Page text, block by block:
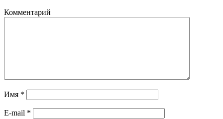
Комментарий
Имя *
E-mail *